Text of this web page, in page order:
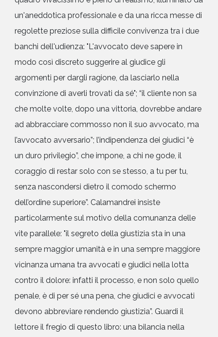
un'aneddotica professionale e da una ricca messe di
regolette preziose sulla difficile convivenza tra i due
banchi dell'udienza: "L'avvocato deve sapere in
modo così discreto suggerire al giudice gli
argomenti per dargli ragione, da lasciarlo nella
convinzione di averli trovati da sé"; “il cliente non sa
che molte volte, dopo una vittoria, dovrebbe andare
ad abbracciare commosso non il suo avvocato, ma
l’avvocato avversario”; l’indipendenza dei giudici “è
un duro privilegio”, che impone, a chi ne gode, il
coraggio di restar solo con se stesso, a tu per tu,
senza nascondersi dietro il comodo schermo
dell’ordine superiore”. Calamandrei insiste
particolarmente sul motivo della comunanza delle
vite parallele: "il segreto della giustizia sta in una
sempre maggior umanità e in una sempre maggiore
vicinanza umana tra avvocati e giudici nella lotta
contro il dolore: infatti il processo, e non solo quello
penale, è di per sé una pena, che giudici e avvocati
devono abbreviare rendendo giustizia”. Guardi il
lettore il fregio di questo libro: una bilancia nella